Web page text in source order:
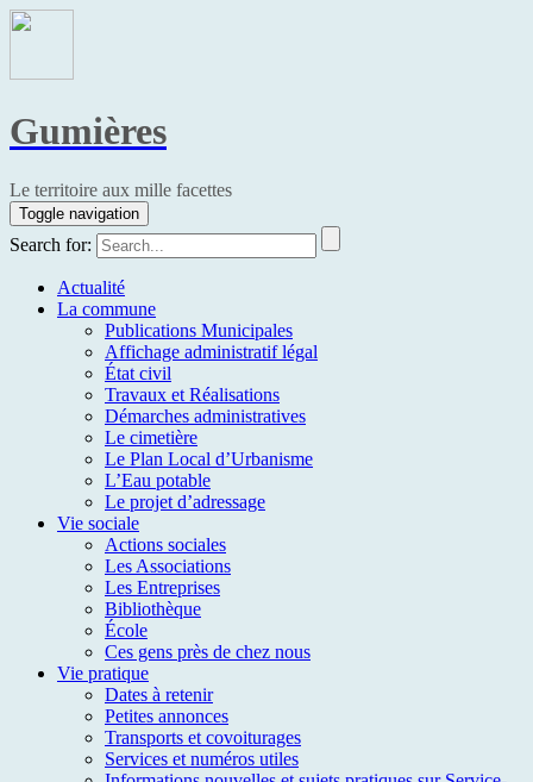
Gumières
Le territoire aux mille facettes
Toggle navigation
Search for:
Actualité
La commune
Publications Municipales
Affichage administratif légal
État civil
Travaux et Réalisations
Démarches administratives
Le cimetière
Le Plan Local d’Urbanisme
L’Eau potable
Le projet d’adressage
Vie sociale
Actions sociales
Les Associations
Les Entreprises
Bibliothèque
École
Ces gens près de chez nous
Vie pratique
Dates à retenir
Petites annonces
Transports et covoiturages
Services et numéros utiles